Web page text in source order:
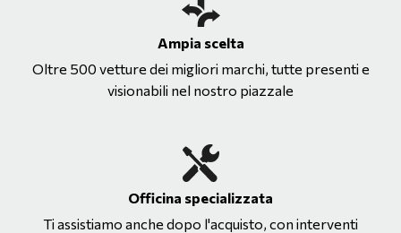
Ampia scelta
Oltre 500 vetture dei migliori marchi, tutte presenti e
visionabili nel nostro piazzale
Officina specializzata
Ti assistiamo anche dopo l'acquisto, con interventi